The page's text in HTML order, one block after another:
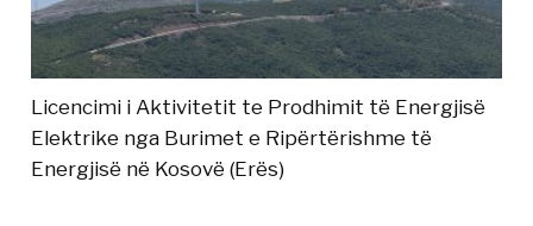
Licencimi i Aktivitetit te Prodhimit të Energjisë
Elektrike nga Burimet e Ripërtërishme të
Energjisë në Kosovë (Erës)